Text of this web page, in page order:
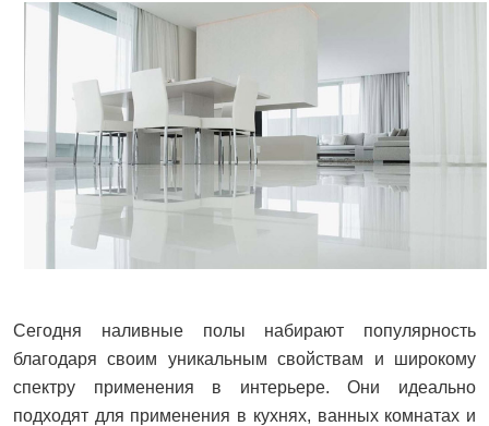
Сегодня наливные полы набирают популярность
благодаря своим уникальным свойствам и широкому
спектру применения в интерьере. Они идеально
подходят для применения в кухнях, ванных комнатах и